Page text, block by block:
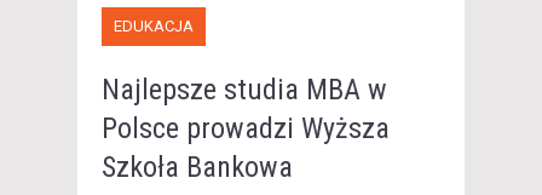
EDUKACJA
Najlepsze studia MBA w
Polsce prowadzi Wyższa
Szkoła Bankowa